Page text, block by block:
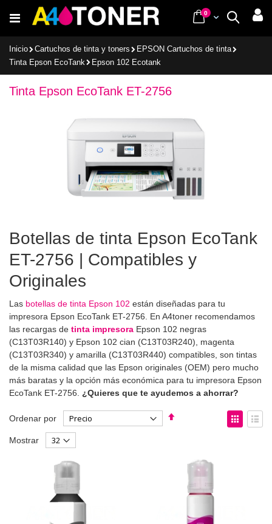
al
Buscar
Cart
0items
Inicio Cartuchos de tinta y toners
EPSON Cartuchos de tinta
Tinta Epson EcoTank
Epson 102 Ecotank
Tinta Epson EcoTank ET-2756
Botellas de tinta Epson EcoTank
ET-2756 | Compatibles y
Originales
Las botellas de tinta Epson 102 están diseñadas para tu
impresora Epson EcoTank ET-2756. En A4toner recomendamos
las recargas de tinta impresora Epson 102 negras
(C13T03R140) y Epson 102 cian (C13T03R240), magenta
(C13T03R340) y amarilla (C13T03R440) compatibles, son tintas
de la misma calidad que las Epson originales (OEM) pero mucho
más baratas y la opción más económica para tu impresora Epson
EcoTank ET-2756.
¿Quieres que te ayudemos a ahorrar?
Ordenar por
Fijar
Ver
como
Mostrar